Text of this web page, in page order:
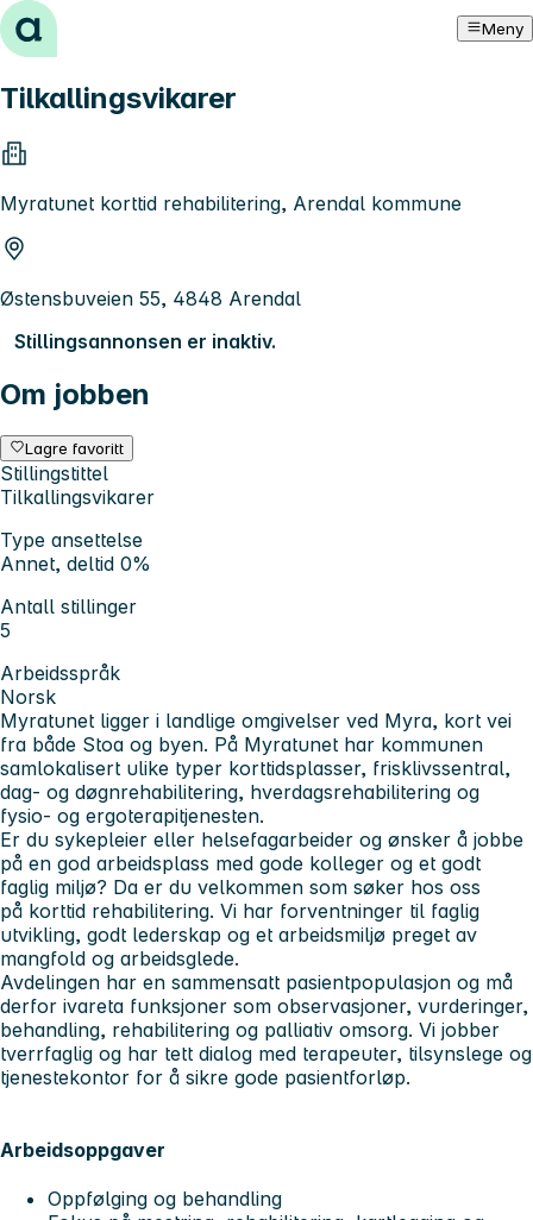
Hopp til innhold Meny
Tilkallingsvikarer
Myratunet korttid rehabilitering, Arendal kommune
Østensbuveien 55, 4848 Arendal
Stillingsannonsen er inaktiv.
Om jobben
Lagre favoritt
Stillingstittel
Tilkallingsvikarer
Type ansettelse
Annet, deltid 0%
Antall stillinger
5
Arbeidsspråk
Norsk
Myratunet ligger i landlige omgivelser ved Myra, kort vei
fra både Stoa og byen. På Myratunet har kommunen
samlokalisert ulike typer korttidsplasser, frisklivssentral,
dag- og døgnrehabilitering, hverdagsrehabilitering og
fysio- og ergoterapitjenesten.
Er du sykepleier eller helsefagarbeider og ønsker å jobbe
på en god arbeidsplass med gode kolleger og et godt
faglig miljø? Da er du velkommen som søker hos oss
på korttid rehabilitering. Vi har forventninger til faglig
utvikling, godt lederskap og et arbeidsmiljø preget av
mangfold og arbeidsglede.
Avdelingen har en sammensatt pasientpopulasjon og må
derfor ivareta funksjoner som observasjoner, vurderinger,
behandling, rehabilitering og palliativ omsorg. Vi jobber
tverrfaglig og har tett dialog med terapeuter, tilsynslege og
tjenestekontor for å sikre gode pasientforløp.
Arbeidsoppgaver
Oppfølging og behandling